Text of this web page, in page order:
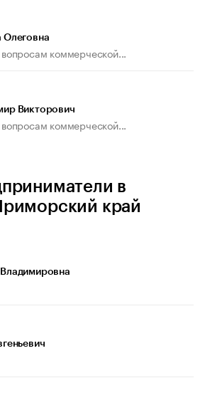
Олеговна
коммерческой...
Викторович
коммерческой...
в
край